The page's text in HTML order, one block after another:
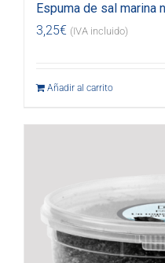
Espuma de sal marina
3,25€ (IVA incluido)
Añadir al carrito